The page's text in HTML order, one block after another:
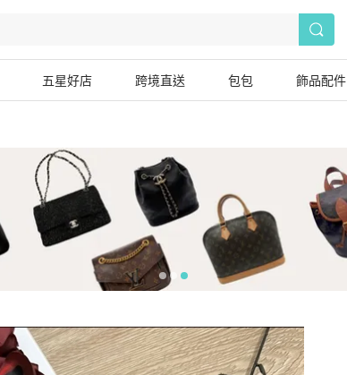
五星好店 跨境直送 包包 飾品配件